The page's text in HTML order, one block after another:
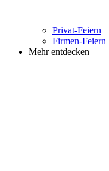
Privat-Feiern
Firmen-Feiern
Mehr entdecken